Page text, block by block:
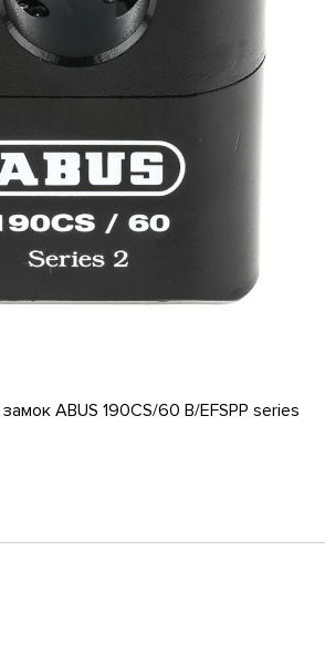
ABUS 190CS/60 B/EFSPP series